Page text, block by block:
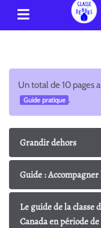
Un total de 10 pages
Guide pratique .
Grandir dehors
Guide :
Le guide de la classe
Canada en période de